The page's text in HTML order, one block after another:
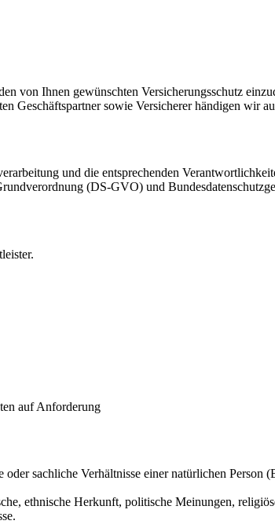
von Ihnen gewünschten Versicherungsschutz
Geschäftspartner sowie Versicherer händigen wir
und die entsprechenden
(DS-GVO) und
auf Anforderung
sachliche Verhältnisse einer natürlichen
ethnische Herkunft, politische Meinungen,